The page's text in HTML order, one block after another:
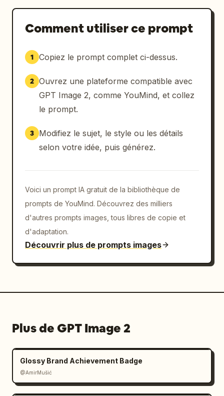
Comment utiliser ce prompt
1 Copiez le prompt complet ci-dessus.
2 Ouvrez une plateforme compatible avec
GPT Image 2, comme YouMind, et collez
le prompt.
3
Modifiez le sujet, le style ou les détails
selon votre idée, puis générez.
Voici un prompt IA gratuit de la bibliothèque de
prompts de YouMind. Découvrez des milliers
d'autres prompts images, tous libres de copie et
d'adaptation.
Découvrir plus de prompts images
Plus de GPT Image 2
Glossy Brand Achievement Badge
@AmirMušić